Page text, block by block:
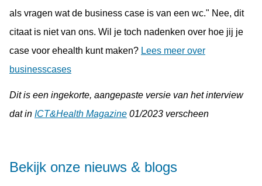
als vragen wat de business case is van een wc." Nee, dit
citaat is niet van ons. Wil je toch nadenken over hoe jij je
case voor ehealth kunt maken? Lees meer over
businesscases
Dit is een ingekorte, aangepaste versie van het interview
dat in ICT&Health Magazine 01/2023 verscheen
Bekijk onze nieuws & blogs